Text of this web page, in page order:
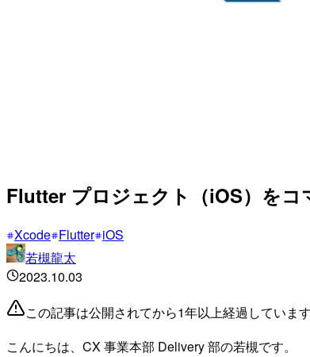
Flutter プロジェクト（iOS）をコ
Xcode Flutter iOS
若槻龍太
2023.10.03
この記事は公開されてから1年以上経過していま
こんにちは、CX 事業本部 Delivery 部の若槻です。